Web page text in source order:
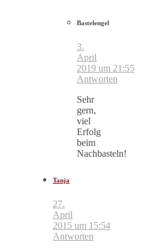
Bastelengel
3.
April
2019 um 21:55
Antworten
Sehr
gern,
viel
Erfolg
beim
Nachbasteln!
Tanja
27.
April
2015 um 15:54
Antworten